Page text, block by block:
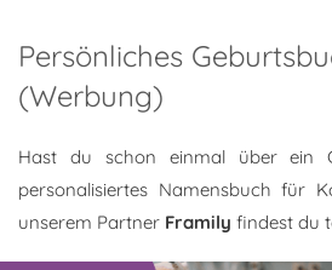
Persönliches
(Werbung)
Hast du schon einmal über ein
personalisiertes Namensbuch für
unserem Partner Framily findest du